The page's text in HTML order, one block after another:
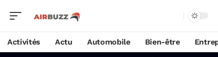
Activités Actu Automobile Bien-être